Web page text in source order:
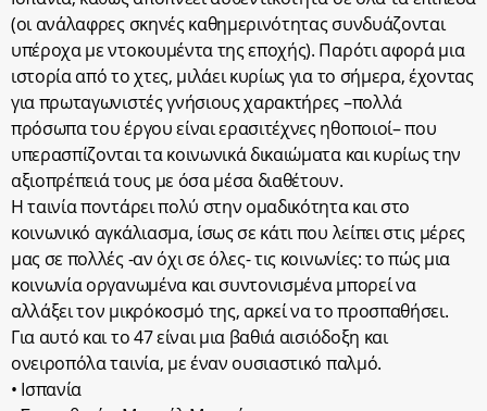
(οι ανάλαφρες σκηνές καθημερινότητας συνδυάζονται
υπέροχα με ντοκουμέντα της εποχής). Παρότι αφορά μια
ιστορία από το χτες, μιλάει κυρίως για το σήμερα, έχοντας
για πρωταγωνιστές γνήσιους χαρακτήρες –πολλά
πρόσωπα του έργου είναι ερασιτέχνες ηθοποιοί– που
υπερασπίζονται τα κοινωνικά δικαιώματα και κυρίως την
αξιοπρέπειά τους με όσα μέσα διαθέτουν.
Η ταινία ποντάρει πολύ στην ομαδικότητα και στο
κοινωνικό αγκάλιασμα, ίσως σε κάτι που λείπει στις μέρες
μας σε πολλές -αν όχι σε όλες- τις κοινωνίες: το πώς μια
κοινωνία οργανωμένα και συντονισμένα μπορεί να
αλλάξει τον μικρόκοσμό της, αρκεί να το προσπαθήσει.
Για αυτό και το 47 είναι μια βαθιά αισιόδοξη και
ονειροπόλα ταινία, με έναν ουσιαστικό παλμό.
• Ισπανία